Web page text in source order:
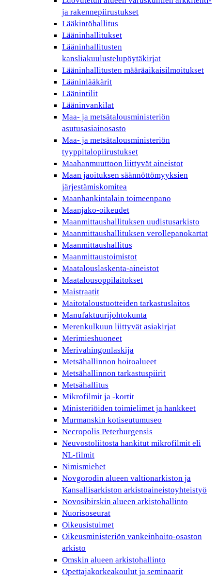
ja rakennepiirustukset
Lääkintöhallitus
Lääninhallitukset
Lääninhallitusten
kansliakuulustelupöytäkirjat
Lääninhallitusten määräaikaisilmoitukset
Lääninlääkärit
Läänintilit
Lääninvankilat
Maa- ja metsätalousministeriön
asutusasiainosasto
Maa- ja metsätalousministeriön
tyyppitalopiirustukset
Maahanmuuttoon liittyvät aineistot
Maan jaoituksen säännöttömyyksien
järjestämiskomitea
Maanhankintalain toimeenpano
Maanjako-oikeudet
Maanmittaushallituksen uudistusarkisto
Maanmittaushallituksen verollepanokartat
Maanmittaushallitus
Maanmittaustoimistot
Maatalouslaskenta-aineistot
Maatalousoppilaitokset
Maistraatit
Maitotaloustuotteiden tarkastuslaitos
Manufaktuurijohtokunta
Merenkulkuun liittyvät asiakirjat
Merimieshuoneet
Merivahingonlaskija
Metsähallinnon hoitoalueet
Metsähallinnon tarkastuspiirit
Metsähallitus
Mikrofilmit ja -kortit
Ministeriöiden toimielimet ja hankkeet
Murmanskin kotiseutumuseo
Necropolis Peterburgensis
Neuvostoliitosta hankitut mikrofilmit eli
NL-filmit
Nimismiehet
Novgorodin alueen valtionarkiston ja
Kansallisarkiston arkistoaineistoyhteistyö
Novosibirskin alueen arkistohallinto
Nuorisoseurat
Oikeusistuimet
Oikeusministeriön vankeinhoito-osaston
arkisto
Omskin alueen arkistohallinto
Opettajakorkeakoulut ja seminaarit